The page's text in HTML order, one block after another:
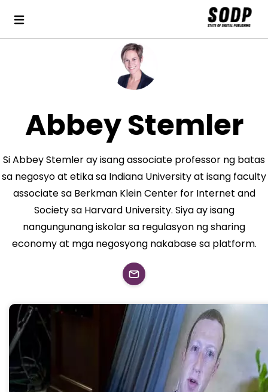
Abbey Stemler
Si Abbey Stemler ay isang associate professor ng batas
sa negosyo at etika sa Indiana University at isang faculty
associate sa Berkman Klein Center for Internet and
Society sa Harvard University. Siya ay isang
nangungunang iskolar sa regulasyon ng sharing
economy at mga negosyong nakabase sa platform.